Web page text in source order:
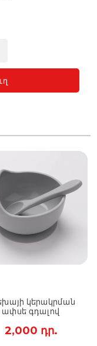
կերակրման
ափսե գդալով
2,000 դր.